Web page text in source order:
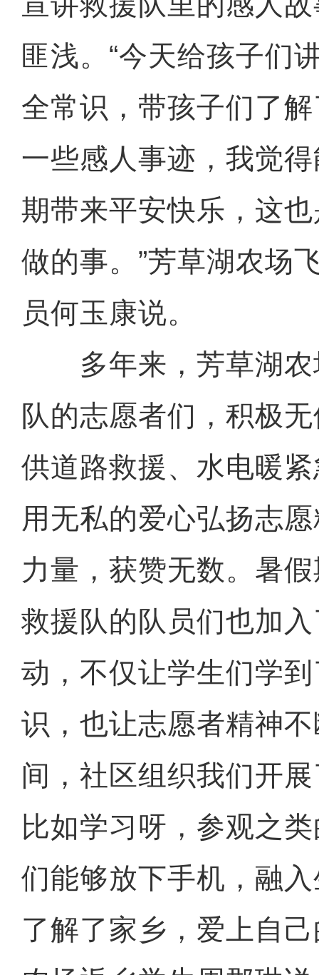
匪浅。“今天给孩子们
全常识，带孩子们了
一些感人事迹，我觉
期带来平安快乐，这
做的事。”芳草湖农场
员何玉康说。
多年来，芳草湖农
队的志愿者们，积极
供道路救援、水电暖
用无私的爱心弘扬志
力量，获赞无数。暑
救援队的队员们也加
动，不仅让学生们学
识，也让志愿者精神
间，社区组织我们开
比如学习呀，参观之
们能够放下手机，融
了解了家乡，爱上自